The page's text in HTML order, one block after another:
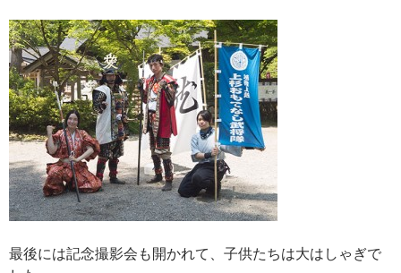
最後には記念撮影会も開かれて、子供たちは大はしゃぎで